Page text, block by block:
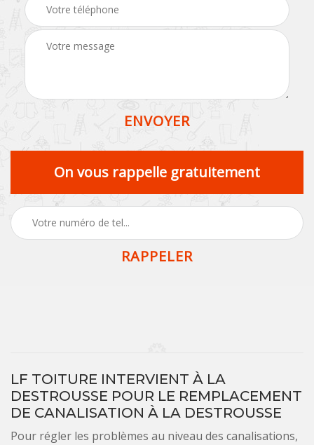
On vous rappelle gratuitement
LF TOITURE INTERVIENT À LA
DESTROUSSE POUR LE REMPLACEMENT
DE CANALISATION À LA DESTROUSSE
Pour régler les problèmes au niveau des canalisations,